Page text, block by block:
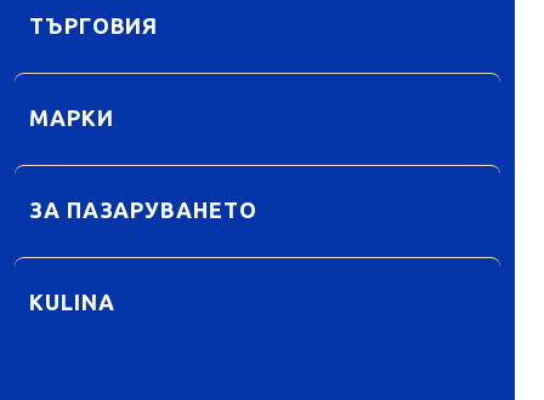
ТЪРГОВИЯ
МАРКИ
ЗА ПАЗАРУВАНЕТО
KULINA